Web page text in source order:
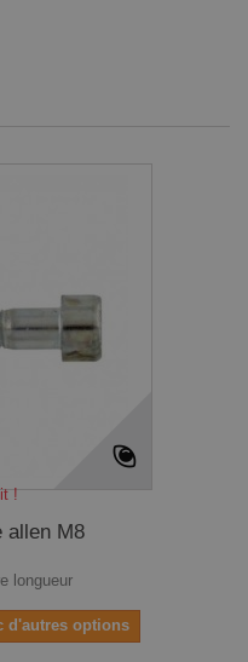
!
allen M8
longueur
d'autres options